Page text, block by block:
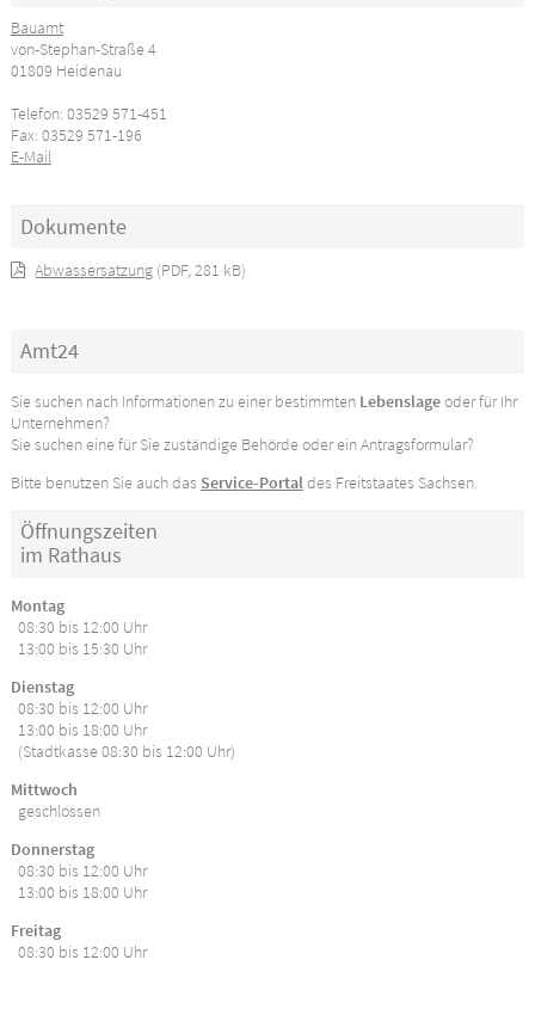
Bauamt
von-Stephan-Straße 4
01809 Heidenau
Telefon: 03529 571-451
Fax: 03529 571-196
E-Mail
Dokumente
Abwassersatzung (PDF, 281 kB)
Amt24
Sie suchen nach Informationen zu einer bestimmten Lebenslageoder für Ihr
Unternehmen?
Sie suchen eine für Sie zuständige Behörde oder ein Antragsformular?
Bitte benutzen Sie auch das Service-Portaldes Freitstaates Sachsen.
Öffnungszeiten
im Rathaus
Montag
08:30 bis 12:00 Uhr
13:00 bis 15:30 Uhr
Dienstag
08:30 bis 12:00 Uhr
13:00 bis 18:00 Uhr
(Stadtkasse 08:30 bis 12:00 Uhr)
Mittwoch
geschlossen
Donnerstag
08:30 bis 12:00 Uhr
13:00 bis 18:00 Uhr
Freitag
08:30 bis 12:00 Uhr